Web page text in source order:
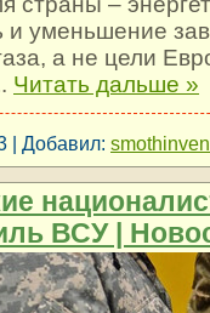
и уменьшение
а не цели
Читать дальше »
| Добавил:
ВСУ |